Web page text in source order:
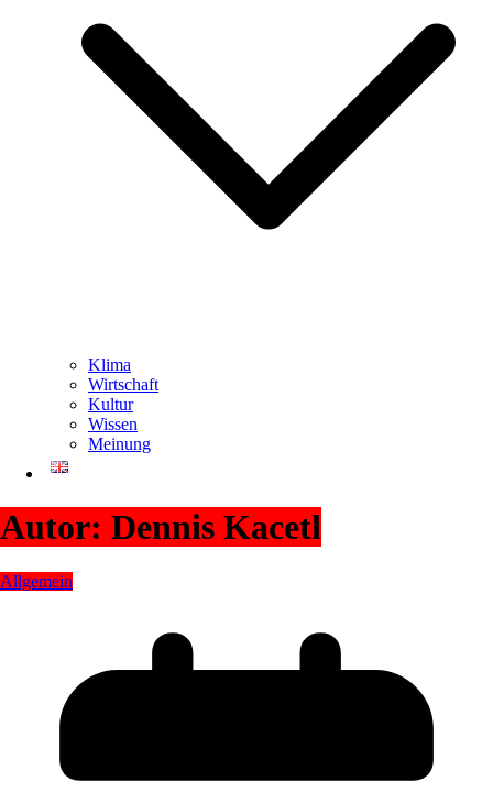
Klima
Wirtschaft
Kultur
Wissen
Meinung
Autor: Dennis Kacetl
Allgemein